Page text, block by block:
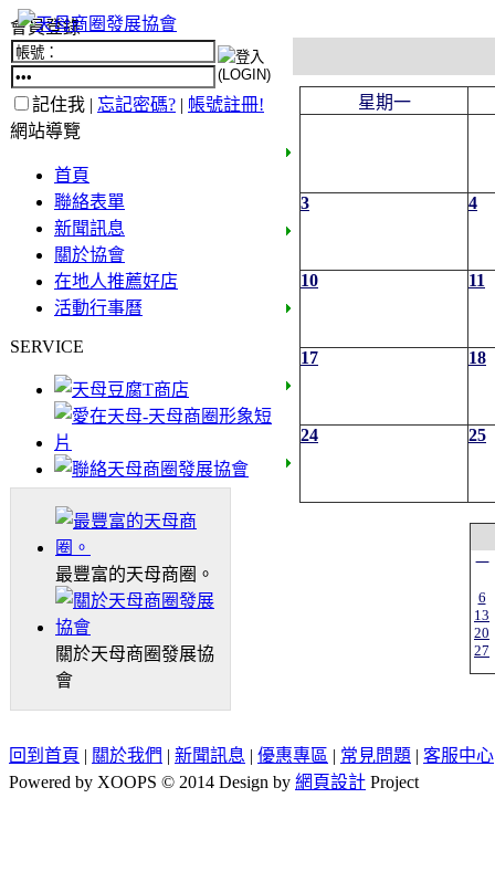
會員登錄
記住我 | 忘記密碼? | 帳號註冊!
網站導覽
首頁
聯絡表單
新聞訊息
關於協會
在地人推薦好店
活動行事曆
SERVICE
最豐富的天母商圈。
關於天母商圈發展協
會
星期一
3 4
10 11
17 18
24 25
一
6
13
20
27
回到首頁 | 關於我們 | 新聞訊息 | 優惠專區 | 常見問題 | 客服中心
Powered by XOOPS © 2014 Design by 網頁設計 Project